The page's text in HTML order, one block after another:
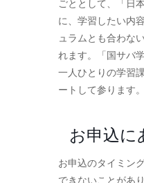
ごととして、「日
に、学習したい内
ュラムとも合わな
れます。「国サバ
一人ひとりの学習
ートして参ります。
お申込に
お申込のタイミン
できないことがあ